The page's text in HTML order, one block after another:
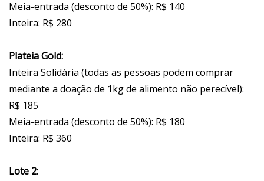
Meia-entrada (desconto de 50%): R$ 140
Inteira: R$ 280
Plateia Gold:
Inteira Solidária (todas as pessoas podem comprar
mediante a doação de 1kg de alimento não perecível):
R$ 185
Meia-entrada (desconto de 50%): R$ 180
Inteira: R$ 360
Lote 2: